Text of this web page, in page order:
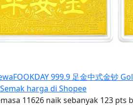
FOOKDAY 999.9 足金中式金钞
Semak harga di Shopee
11626 naik sebanyak 123 pts